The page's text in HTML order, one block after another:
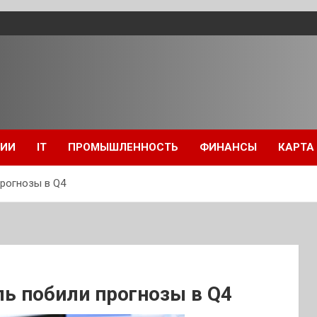
IT ПРОМЫШЛЕННОСТЬ ФИНАНСЫ
в Q4
побили прогнозы в Q4